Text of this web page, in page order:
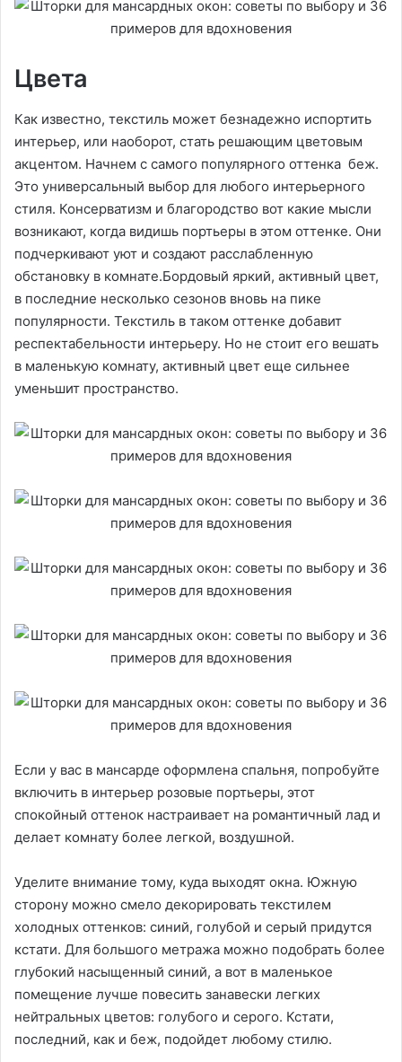
Цвета
Как известно, текстиль может безнадежно испортить
интерьер, или наоборот, стать решающим цветовым
акцентом. Начнем с самого популярного оттенка беж.
Это универсальный выбор для любого интерьерного
стиля. Консерватизм и благородство вот какие мысли
возникают, когда видишь портьеры в этом оттенке. Они
подчеркивают уют и создают расслабленную
обстановку в комнате.Бордовый яркий, активный цвет,
в последние несколько сезонов вновь на пике
популярности. Текстиль в таком оттенке добавит
респектабельности интерьеру. Но не стоит его вешать
в маленькую комнату, активный цвет еще сильнее
уменьшит пространство.
Если у вас в мансарде оформлена спальня, попробуйте
включить в интерьер розовые портьеры, этот
спокойный оттенок настраивает на романтичный лад и
делает комнату более легкой, воздушной.
Уделите внимание тому, куда выходят окна. Южную
сторону можно смело декорировать текстилем
холодных оттенков: синий, голубой и серый придутся
кстати. Для большого метража можно подобрать более
глубокий насыщенный синий, а вот в маленькое
помещение лучше повесить занавески легких
нейтральных цветов: голубого и серого. Кстати,
последний, как и беж, подойдет любому стилю.